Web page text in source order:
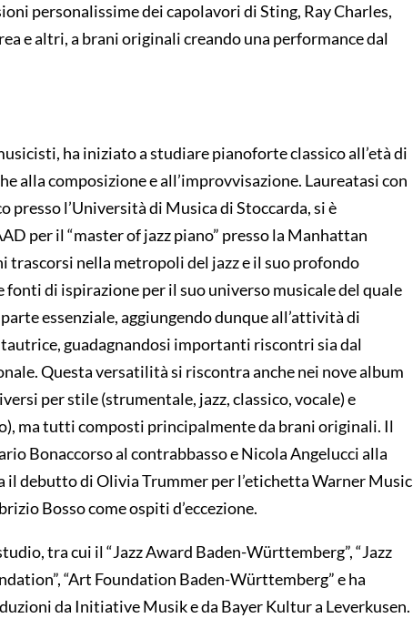
personalissime dei capolavori di Sting, Ray Charles,
e altri, a brani originali creando una performance dal
ha iniziato a studiare pianoforte classico all’età di
alla composizione e all’improvvisazione. Laureatasi con
presso l’Università di Musica di Stoccarda, si è
per il “master of jazz piano” presso la Manhattan
trascorsi nella metropoli del jazz e il suo profondo
fonti di ispirazione per il suo universo musicale del quale
essenziale, aggiungendo dunque all’attività di
guadagnandosi importanti riscontri sia dal
Questa versatilità si riscontra anche nei nove album
per stile (strumentale, jazz, classico, vocale) e
ma tutti composti principalmente da brani originali. Il
Bonaccorso al contrabbasso e Nicola Angelucci alla
il debutto di Olivia Trummer per l’etichetta Warner Music
Bosso come ospiti d’eccezione.
tra cui il “Jazz Award Baden-Württemberg”, “Jazz
“Art Foundation Baden-Württemberg” e ha
da Initiative Musik e da Bayer Kultur a Leverkusen.